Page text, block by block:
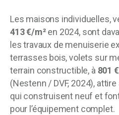
Les maisons individuelles,
413 €/m²en 2024, sont
les travaux de menuiserie
terrasses bois, volets sur
terrain constructible, à 801
(Nestenn / DVF, 2024),
qui construisent neuf et
pour l’équipement complet.